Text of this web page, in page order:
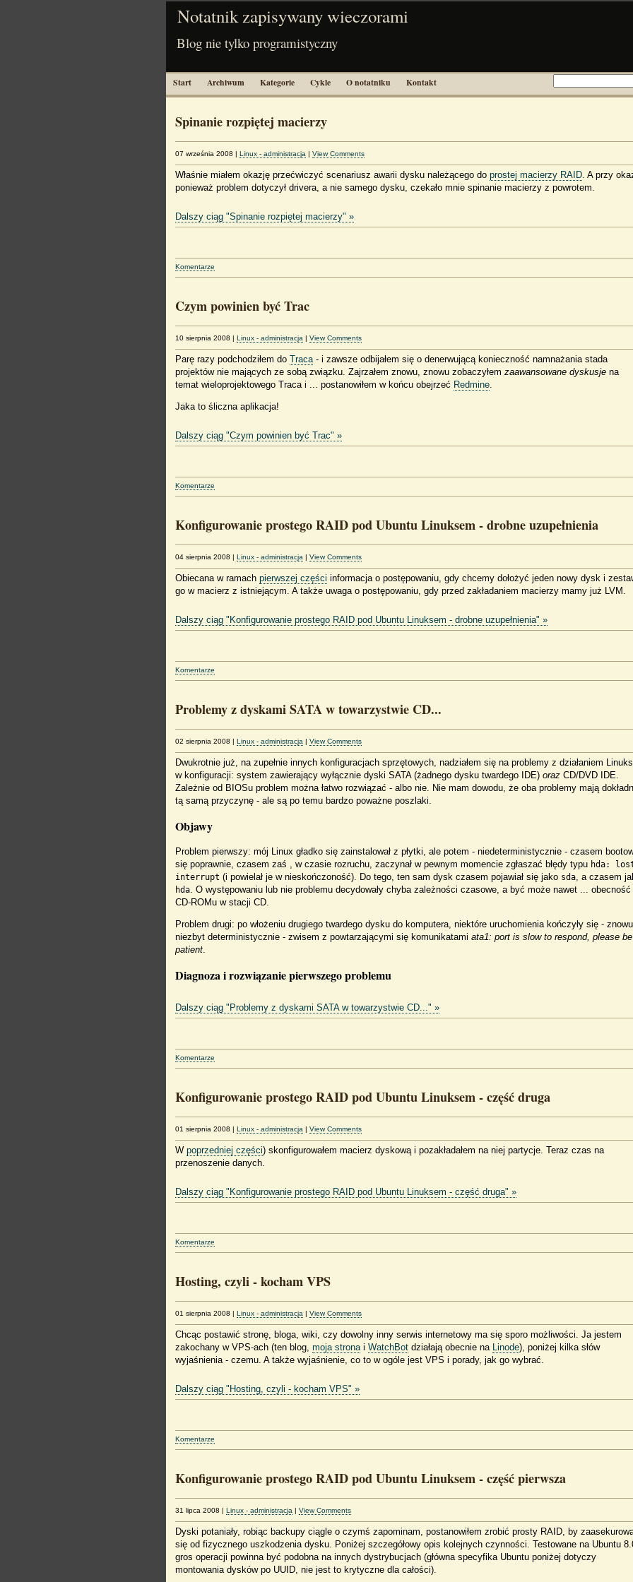
Notatnik zapisywany wieczorami
Blog nie tylko programistyczny
Start Archiwum Kategorie Cykle O notatniku Kontakt
Spinanie rozpiętej macierzy
07 września 2008 | Linux - administracja | View Comments
Właśnie miałem okazję przećwiczyć scenariusz awarii dysku należącego do prostej macierzy RAID . A przy
ponieważ problem dotyczył drivera, a nie samego dysku, czekało mnie spinanie macierzy z powrotem.
Dalszy ciąg "Spinanie rozpiętej macierzy" »
Komentarze
Czym powinien być Trac
10 sierpnia 2008 | Linux - administracja | View Comments
Parę razy podchodziłem do Traca - i zawsze odbijałem się o denerwującą konieczność namnażania stada
projektów nie mających ze sobą związku. Zajrzałem znowu, znowu zobaczyłem zaawansowane dyskusje na
temat wieloprojektowego Traca i ... postanowiłem w końcu obejrzeć Redmine
Jaka to śliczna aplikacja!
Dalszy ciąg "Czym powinien być Trac" »
Komentarze
Konfigurowanie prostego RAID pod Ubuntu Linuksem - drobne uzupełnienia
04 sierpnia 2008 | Linux - administracja | View Comments
Obiecana w ramach pierwszej części informacja o postępowaniu, gdy chcemy dołożyć jeden nowy dysk i
go w macierz z istniejącym. A także uwaga o postępowaniu, gdy przed zakładaniem macierzy mamy już LVM.
Dalszy ciąg "Konfigurowanie prostego RAID pod Ubuntu Linuksem - drobne uzupełnienia" »
Komentarze
Problemy z dyskami SATA w towarzystwie CD...
02 sierpnia 2008 | Linux - administracja | View Comments
Dwukrotnie już, na zupełnie innych konfiguracjach sprzętowych, nadziałem się na problemy z działaniem
w konfiguracji: system zawierający wyłącznie dyski SATA (żadnego dysku twardego IDE) oraz CD/DVD IDE.
Zależnie od BIOSu problem można łatwo rozwiązać - albo nie. Nie mam dowodu, że oba problemy mają
tą samą przyczynę - ale są po temu bardzo poważne poszlaki.
Objawy
Problem pierwszy: mój Linux gładko się zainstalował z płytki, ale potem - niedeterministycznie - czasem
się poprawnie, czasem zaś , w czasie rozruchu, zaczynał w pewnym momencie zgłaszać błędy typu hda:
interrupt (i powielał je w nieskończoność). Do tego, ten sam dysk czasem pojawiał się jako sda , a czasem
hda . O występowaniu lub nie problemu decydowały chyba zależności czasowe, a być może nawet ... obecność
CD-ROMu w stacji CD.
Problem drugi: po włożeniu drugiego twardego dysku do komputera, niektóre uruchomienia kończyły się - znowu,
niezbyt deterministycznie - zwisem z powtarzającymi się komunikatami ata1: port is slow to respond, please be
patient
Diagnoza i rozwiązanie pierwszego problemu
Dalszy ciąg "Problemy z dyskami SATA w towarzystwie CD..." »
Komentarze
Konfigurowanie prostego RAID pod Ubuntu Linuksem - część druga
01 sierpnia 2008 | Linux - administracja | View Comments
W poprzedniej części) skonfigurowałem macierz dyskową i pozakładałem na niej partycje. Teraz czas na
przenoszenie danych.
Dalszy ciąg "Konfigurowanie prostego RAID pod Ubuntu Linuksem - część druga" »
Komentarze
Hosting, czyli - kocham VPS
01 sierpnia 2008 | Linux - administracja | View Comments
Chcąc postawić stronę, bloga, wiki, czy dowolny inny serwis internetowy ma się sporo możliwości. Ja jestem
zakochany w VPS-ach (ten blog, moja strona i WatchBot działają obecnie na Linode), poniżej kilka słów
wyjaśnienia - czemu. A także wyjaśnienie, co to w ogóle jest VPS i porady, jak go wybrać.
Dalszy ciąg "Hosting, czyli - kocham VPS" »
Komentarze
Konfigurowanie prostego RAID pod Ubuntu Linuksem - część pierwsza
31 lipca 2008 | Linux - administracja | View Comments
Dyski potaniały, robiąc backupy ciągle o czymś zapominam, postanowiłem zrobić prosty RAID, by
się od fizycznego uszkodzenia dysku. Poniżej szczegółowy opis kolejnych czynności. Testowane na Ubuntu
gros operacji powinna być podobna na innych dystrybucjach (główna specyfika Ubuntu poniżej dotyczy
montowania dysków po UUID, nie jest to krytyczne dla całości).